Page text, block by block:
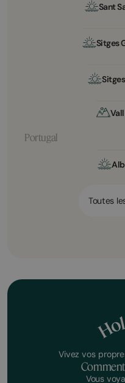
Sant
Sitges
Portugal
Toutes
Vivez vos
Vous